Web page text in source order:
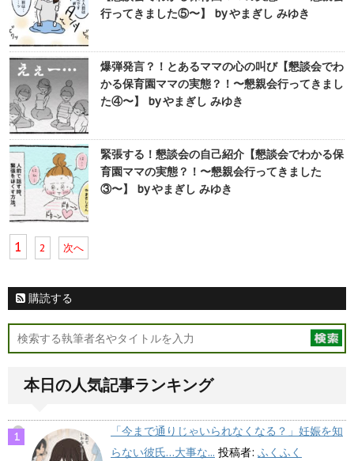
行ってきました⑤〜】 by やまぎし みゆき
爆弾発言？！とあるママの心の叫び【懇談会でわ
かる保育園ママの実態？！〜懇親会行ってきまし
た④〜】 by やまぎし みゆき
緊張する！懇談会の自己紹介【懇談会でわかる保
育園ママの実態？！〜懇親会行ってきました
③〜】 by やまぎし みゆき
1 2 次へ
購読する
本日の人気記事ランキング
「今まで通りじゃいられなくなる？」妊娠を知
らない彼氏…大事な... 投稿者: ふくふく